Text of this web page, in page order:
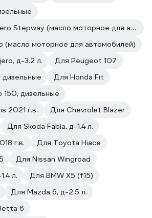
Для Renault Sandero Stepway (масло моторное для автомобилей)
(масло моторное для автомобилей)
д-3.2 л.
Для Peugeot 107
Для Honda Fit
дизельные
2021 г.в.
Для Chevrolet Blazer
Для Skoda Fabia, д-1.4 л.
г.в.
Для Toyota Hiace
Для Nissan Wingroad
л.
Для BMW X5 (f15)
Для Mazda 6, д-2.5 л.
6